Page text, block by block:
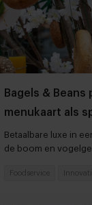
Bagels &
menukaart als
verwenmoment
Betaalbare luxe in
de boom en
Foodservice Innovatie